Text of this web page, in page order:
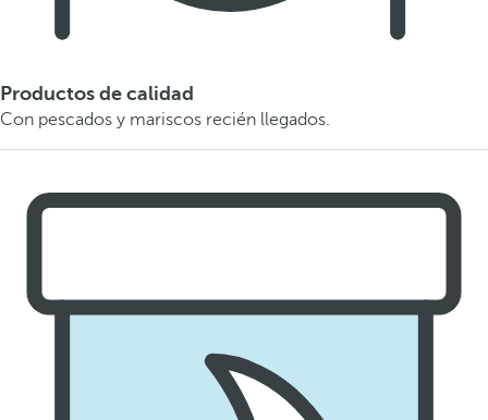
Productos de calidad
Con pescados y mariscos recién llegados.